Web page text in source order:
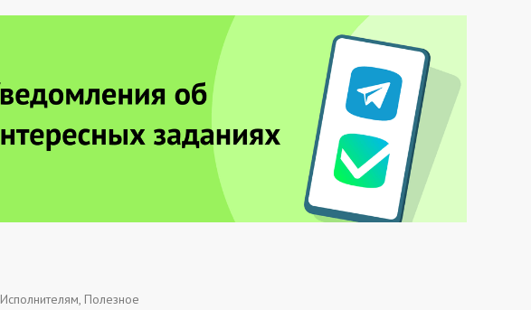
Исполнителям, Полезное